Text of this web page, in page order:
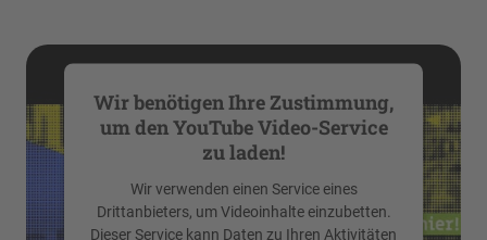
Akzeptieren
powered byUsercentrics Consent
Wir benötigen Ihre Zustimmung,
um den YouTube Video-Service
zu laden!
Wir verwenden einen Service eines
Drittanbieters, um Videoinhalte einzubetten.
Dieser Service kann Daten zu Ihren Aktivitäten